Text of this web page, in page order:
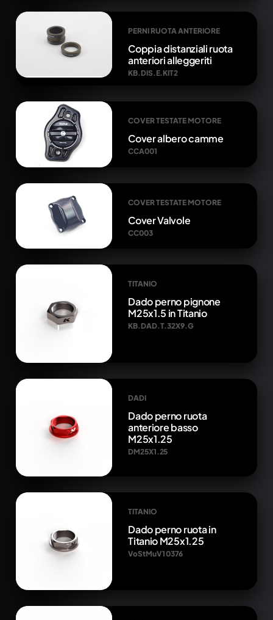
PERNI RUOTA ANTERIORE
Coppia distanziali ruota
anteriori alleggeriti
KB.DIS.E.KIT2
COVER TESTATE MOTORE
Cover albero camme
CCA001
COVER TESTATE MOTORE
Cover Valvole
CC003
TITANIO
Dado perno pignone
M25x1.5 in Titanio
KB.DAD.T.32X9.G
DADI
Dado perno ruota
anteriore basso
M25x1.25
DM25X1.25
TITANIO
Dado perno ruota in
Titanio M25x1.25
VoStMuV1 0376